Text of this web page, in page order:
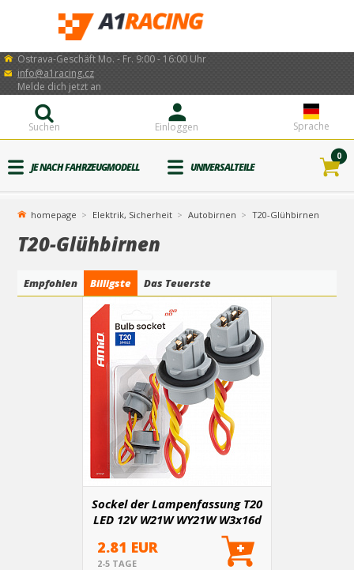
Ostrava-Geschäft Mo. - Fr. 9:00 - 16:00 Uhr
info@a1racing.cz
Sprache
Einloggen
Melde dich jetzt an
Suchen
JE NACH FAHRZEUGMODELL UNIVERSALTEILE
0
homepage Elektrik, Sicherheit Autobirnen T20-Glühbirnen
T20-Glühbirnen
Empfohlen Billigste Das Teuerste
Sockel der Lampenfassung T20
LED 12V W21W WY21W W3x16d
2.81 EUR
2-5 TAGE